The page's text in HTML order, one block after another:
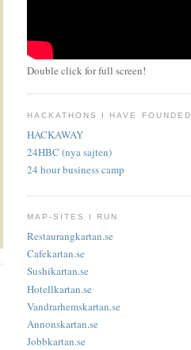
Double click for full screen!
HACKATHONS I HAVE FOUNDED
HACKAWAY
24HBC (nya sajten)
24 hour business camp
MAP-SITES I RUN
Restaurangkartan.se
Cafekartan.se
Sushikartan.se
Hotellkartan.se
Vandrarhemskartan.se
Annonskartan.se
Jobbkartan.se